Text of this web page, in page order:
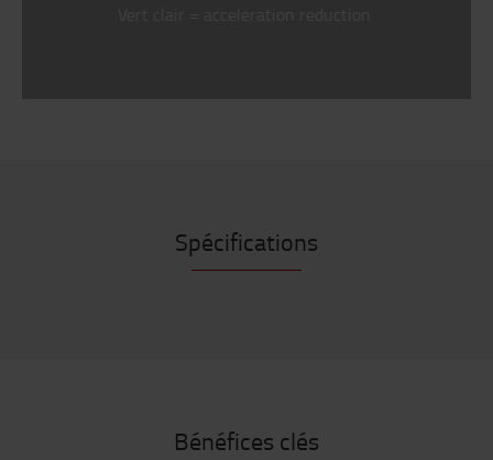
Spécifications
Bénéfices clés